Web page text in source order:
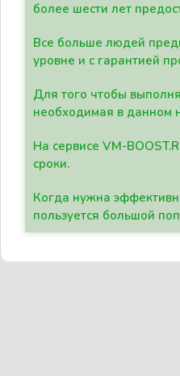
более шести лет
Все больше людей
уровне и с гарантией
Для того чтобы
необходимая в данном
На сервисе VM-
сроки.
Когда нужна
пользуется большой